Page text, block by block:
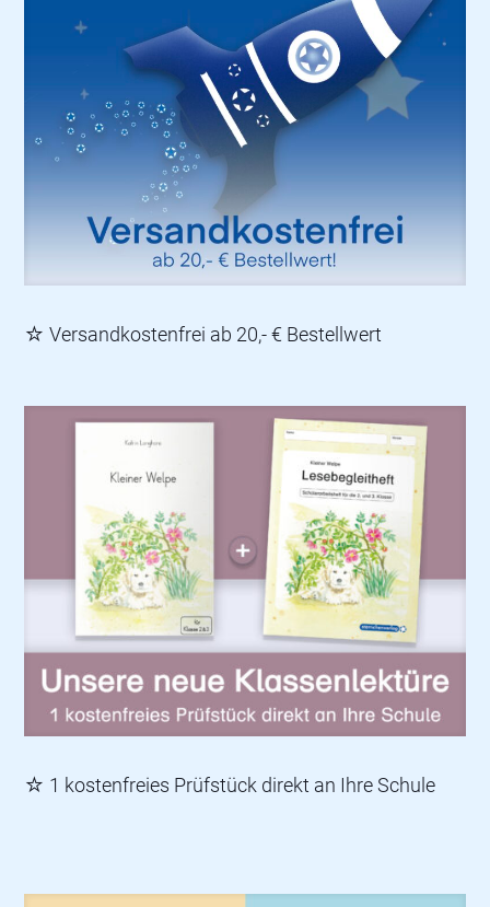
☆ Versandkostenfrei ab 20,- € Bestellwert
☆ 1 kostenfreies Prüfstück direkt an Ihre Schule